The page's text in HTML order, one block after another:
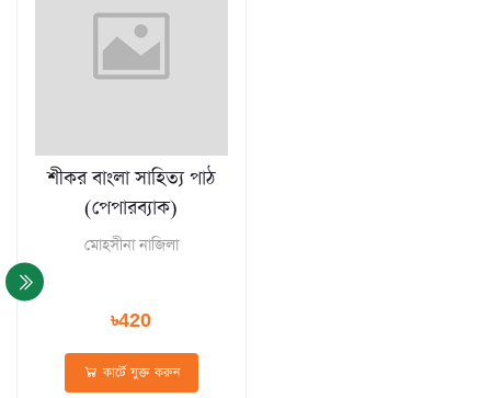
শীকর বাংলা সাহিত্য পাঠ
(পেপারব্যাক)
মােহসীনা নাজিলা
৳420
কার্টে যুক্ত করুন